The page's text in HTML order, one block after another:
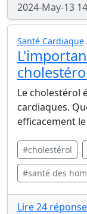
2024-May-13
Santé Cardiaque
Le cholestérol
cardiaques.
efficacement
#cholestérol
#santé des
Lire 24